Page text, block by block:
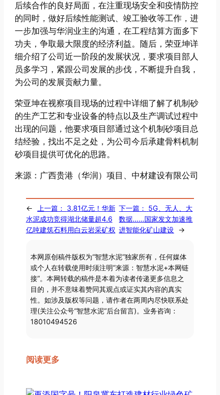
后续合作的良好局面，在注重现场安全和疫情防控
的同时，做好后续性能测试、竣工验收等工作，进
一步加强与华润业主的沟通，在工程结算方面多下
功夫，争取最大限度的经济利益。随后，荣亚坤详
细介绍了公司近一阶段的发展状况，要求项目部人
员多学习，紧跟公司发展的步伐，不断提升自我，
为公司的发展贡献力量。
荣亚坤在视察项目现场的过程中详细了解了机制砂
的生产工艺和专业设备的特点以及生产调试过程中
出现的问题，他要求项目部通过这个机制砂项目总
结经验，找出不足之处，为公司今后承建骨料机制
砂项目提供可优化的思路。
来源：广西贵港（华润）项目、中材建设有限公司
← 上一篇： 3.81亿元！华新
水泥成功竞得湖北储量超4.6
亿吨建筑石料用白云岩采矿权
下一篇：
5G、无人、大
数据……国家发文加速推
进智能化矿山建设 →
本网原创稿件版权为“智慧水泥”独家所有，任何媒体
或个人在转载使用时须注明“来源：智慧水泥+本网链
接”。本网转载的稿件是本着为读者传递更多信息之
目的，并不意味着赞同其观点或证实其内容的真实
性。如涉及版权等问题，请作者在两周内尽快联系处
理(关注公众号“智慧水泥”后台留言)。业务咨询：
18010494526
阅读更多